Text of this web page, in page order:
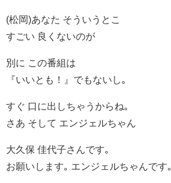
(松岡)あなた そういうとこ
すごい 良くないのが
別に この番組は
『いいとも！』でもないし｡
すぐ 口に出しちゃうからね｡
さあ そして エンジェルちゃん
大久保 佳代子さんです｡
お願いします｡ エンジェルちゃんです｡